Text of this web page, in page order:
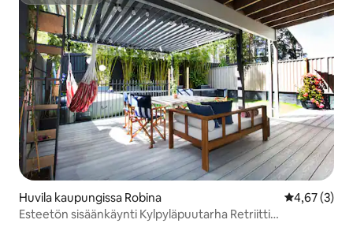
Huvila kaupungissa Robina
4,67 (3)
Esteetön sisäänkäynti Kylpyläpuutarha Retriitti